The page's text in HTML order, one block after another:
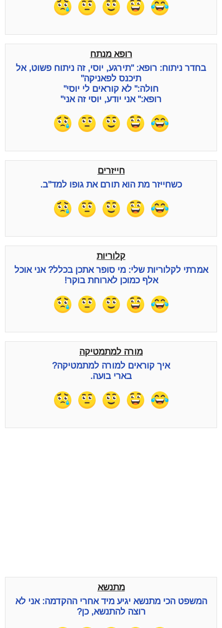
רופא מנתח
בחדר ניתוח: רופא: "תירגע, יוסי, זה ניתוח פשוט, אל
תיכנס לפאניקה"
חולה:" לא קוראים לי יוסי"
רופא:" אני יודע, יוסי זה אני"
חייזרים
כשחייזר מת הוא תורם את גופו למד"ב.
קלוריות
אמרתי לקלוריות שלי: מי סופר אתכן בכלל? אני אוכל
אלף כמוכן לארוחת בוקר!
מורה למתמטיקה
איך קוראים למורה למתמטיקה?
בארי בועה.
מתנשא
המשפט הכי מתנשא יגיע מיד אחרי ההקדמה: אני לא
רוצה להתנשא, כן?